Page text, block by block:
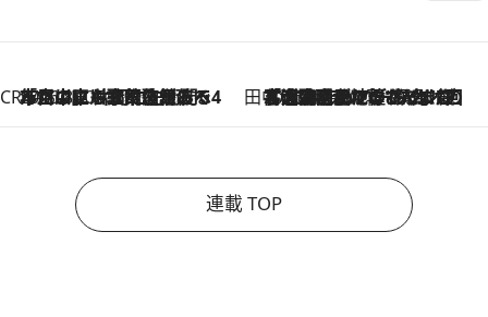
CREA'S CHOICE
2026.8.7
「立川にも歌舞伎があるんだよ」 片岡仁左衛門・市川中車ら豪華座組みで4年目の立川立飛歌舞伎へ 田中稲の勝手に再ブーム
2026.8.7
「湘南乃風に憧れて」観客大盛上がりの“タオル回し”に、ラッパー顔負けの高速歌唱まで…さだまさし（74）のアグレッシブすぎる現在地
連載 TOP